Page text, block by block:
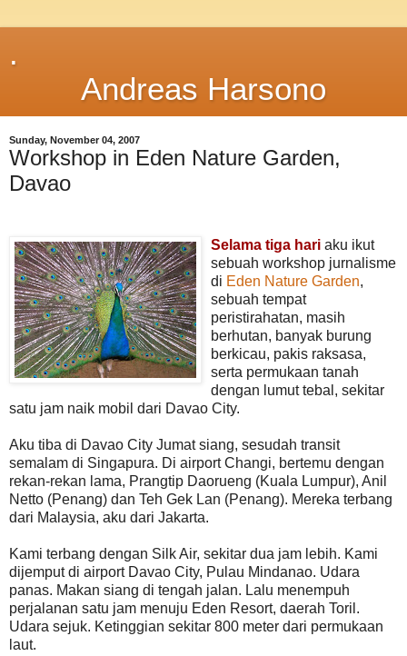
.
Andreas Harsono
Sunday, November 04, 2007
Workshop in Eden Nature Garden,
Davao
Selama tiga hari aku ikut
sebuah workshop jurnalisme
di Eden Nature Garden,
sebuah tempat
peristirahatan, masih
berhutan, banyak burung
berkicau, pakis raksasa,
serta permukaan tanah
dengan lumut tebal, sekitar
satu jam naik mobil dari Davao City.
Aku tiba di Davao City Jumat siang, sesudah transit
semalam di Singapura. Di airport Changi, bertemu dengan
rekan-rekan lama, Prangtip Daorueng (Kuala Lumpur), Anil
Netto (Penang) dan Teh Gek Lan (Penang). Mereka terbang
dari Malaysia, aku dari Jakarta.
Kami terbang dengan Silk Air, sekitar dua jam lebih. Kami
dijemput di airport Davao City, Pulau Mindanao. Udara
panas. Makan siang di tengah jalan. Lalu menempuh
perjalanan satu jam menuju Eden Resort, daerah Toril.
Udara sejuk. Ketinggian sekitar 800 meter dari permukaan
laut.